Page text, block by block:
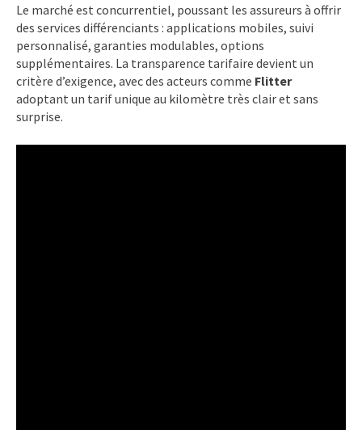
Le marché est concurrentiel, poussant les assureurs à offrir
des services différenciants : applications mobiles, suivi
personnalisé, garanties modulables, options
supplémentaires. La transparence tarifaire devient un
critère d’exigence, avec des acteurs comme Flitter
adoptant un tarif unique au kilomètre très clair et sans
surprise.